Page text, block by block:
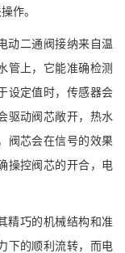
作。
二通阀接纳来自温
管上，它能准确检测
设定值时，传感器会
驱动阀芯敞开，热水
阀芯会在信号的效果
操控阀芯的开合，电
巧的机械结构和准
下的顺利流转，而电